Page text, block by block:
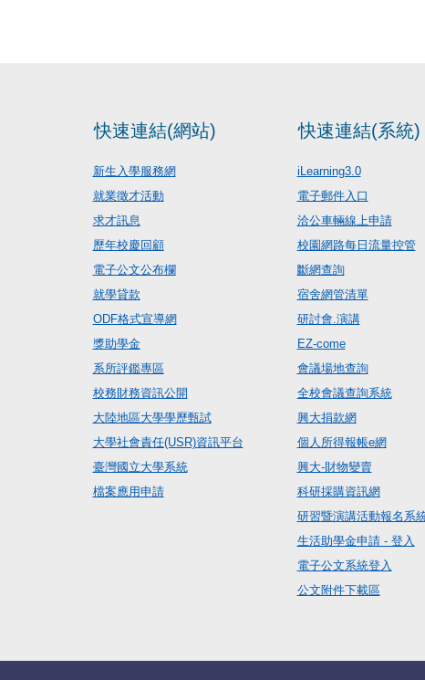
快速連結(網站)
新生入學服務網
就業徵才活動
求才訊息
歷年校慶回顧
電子公文公布欄
就學貸款
ODF格式宣導網
獎助學金
系所評鑑專區
校務財務資訊公開
大陸地區大學學歷甄試
大學社會責任(USR)資訊平台
臺灣國立大學系統
檔案應用申請
快速連結(系統)
iLearning3.0
電子郵件入口
洽公車輛線上申請
校園網路每日流量控管
斷網查詢
宿舍網管清單
研討會.演講
EZ-come
會議場地查詢
全校會議查詢系統
興大捐款網
個人所得報帳e網
興大-財物變賣
科研採購資訊網
研習暨演講活動報名系
生活助學金申請 - 登入
電子公文系統登入
公文附件下載區